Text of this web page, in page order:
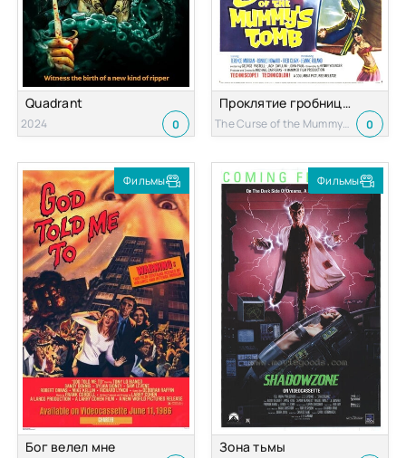
Quadrant
2024 0
Проклятие гробницы мумии
The Curse of the Mummy's Tomb 1964 0
Фильмы
Бог велел мне
Фильмы
Зона тьмы